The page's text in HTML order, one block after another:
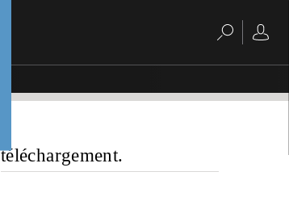
téléchargement.